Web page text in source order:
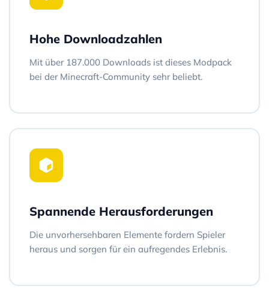
Hohe Downloadzahlen
Mit über 187.000 Downloads ist dieses Modpack
bei der Minecraft-Community sehr beliebt.
Spannende Herausforderungen
Die unvorhersehbaren Elemente fordern Spieler
heraus und sorgen für ein aufregendes Erlebnis.